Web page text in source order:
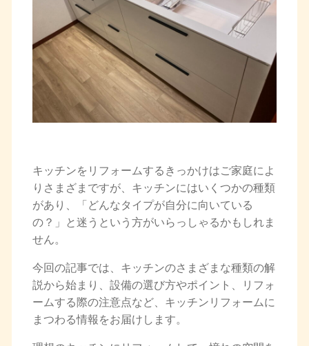
キッチンをリフォームするきっかけはご家庭によ
りさまざまですが、キッチンにはいくつかの種類
があり、
「どんなタイプが自分に向いている
の？」と迷うという方がいらっしゃるかもしれま
せん。
今回の記事では、キッチンのさまざまな種類の解
説から始まり、設備の選び方やポイント、リフォ
ームする際の注意点など、キッチンリフォームに
まつわる情報をお届けします。